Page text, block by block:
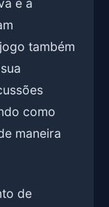
e a
também
como
maneira
de